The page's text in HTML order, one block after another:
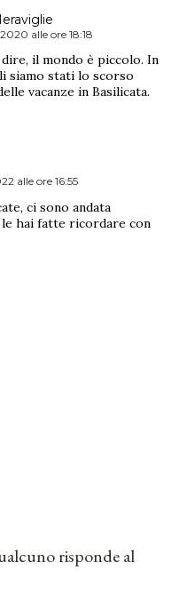
alle ore 18:18
il mondo è piccolo. In
siamo stati lo scorso
vacanze in Basilicata.
alle ore 16:55
ci sono andata
hai fatte ricordare con
risponde al